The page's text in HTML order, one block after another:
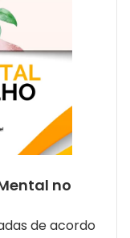
no
de acordo